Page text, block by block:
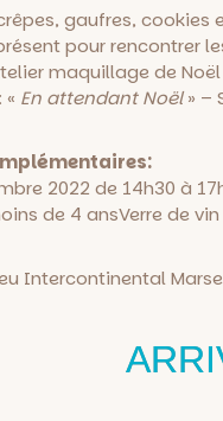
gaufres, cookies
pour rencontrer
maquillage de Noël
En attendant Noël» –
2022 de 14h30 à
de 4 ansVerre de
Intercontinental